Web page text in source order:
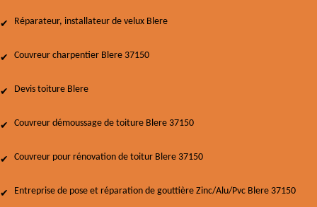
Réparateur, installateur de velux Blere
Couvreur charpentier Blere 37150
Devis toiture Blere
Couvreur démoussage de toiture Blere 37150
Couvreur pour rénovation de toitur Blere 37150
Entreprise de pose et réparation de gouttière Zinc/Alu/Pvc Blere 37150